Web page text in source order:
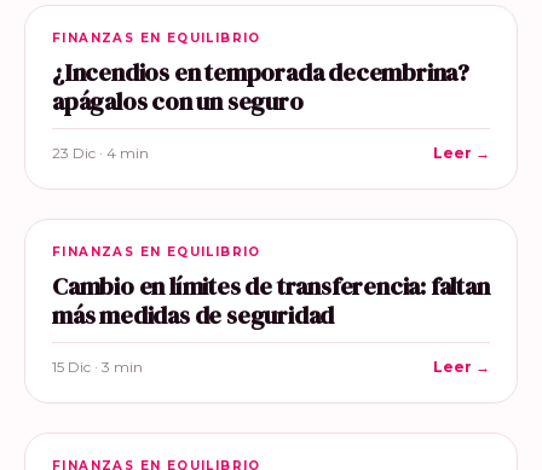
FINANZAS EN EQUILIBRIO
¿Incendios en temporada decembrina?
apágalos con un seguro
23 Dic · 4 min Leer →
FINANZAS EN EQUILIBRIO
Cambio en límites de transferencia: faltan
más medidas de seguridad
15 Dic · 3 min Leer →
FINANZAS EN EQUILIBRIO